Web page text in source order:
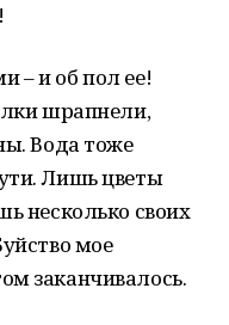
– и об пол ее!
шрапнели,
Вода тоже
Лишь цветы
несколько своих
мое
заканчивалось.